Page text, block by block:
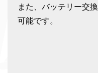
また、バッテリー交
可能です。